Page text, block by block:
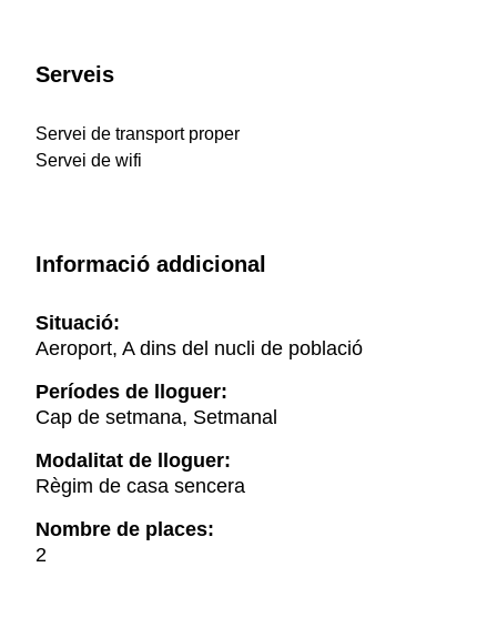
Serveis
Servei de transport proper
Servei de wifi
Informació addicional
Situació:
Aeroport, A dins del nucli de població
Períodes de lloguer:
Cap de setmana, Setmanal
Modalitat de lloguer:
Règim de casa sencera
Nombre de places:
2